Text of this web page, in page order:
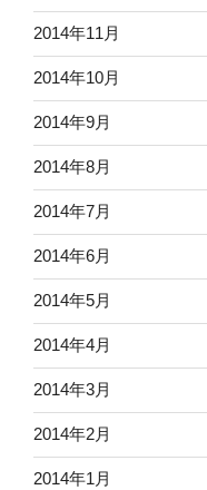
2014年11月
2014年10月
2014年9月
2014年8月
2014年7月
2014年6月
2014年5月
2014年4月
2014年3月
2014年2月
2014年1月